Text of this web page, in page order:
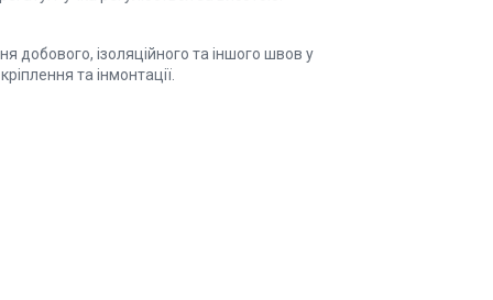
добового, ізоляційного та іншого швoв у
та інмонтації.